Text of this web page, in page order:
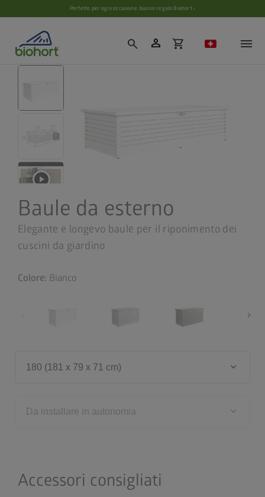
Impostazioni cookiePerfetto per ogni occasione: buono regalo Biohort ›
search person shopping_cart
Baule da esterno
Elegante e longevo baule per il riponimento dei
cuscini da giardino
Colore: Bianco
chevron_right
180 (181 x 79 x 71 cm) keyboard_arrow_down
Da installare in autonomia keyboard_arrow_down
Accessori consigliati